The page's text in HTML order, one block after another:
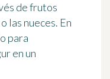
de frutos
las nueces. En
para
en un